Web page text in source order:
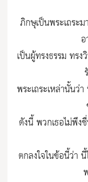
ภิกษุเป็นพระเถระ
เป็นผู้ทรงธรรม ทร
พระเถระเหล่านั้นว่
ดังนี้ พวกเธอไม่พึง
ตกลงใจในข้อนี้ว่า